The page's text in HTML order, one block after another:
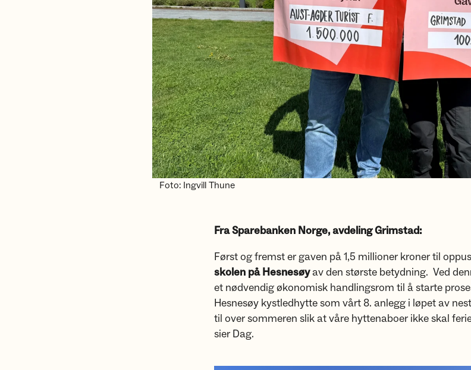
Foto: Ingvill Thune
Fra Sparebanken Norge, avdeling Grimstad:
Først og fremst er gaven på 1,5 millioner kroner til
skolen på Hesnesøyav den største betydning. Ved
et nødvendig økonomisk handlingsrom til å starte
Hesnesøy kystledhytte som vårt 8. anlegg i løpet av
til over sommeren slik at våre hyttenaboer ikke skal
sier Dag.